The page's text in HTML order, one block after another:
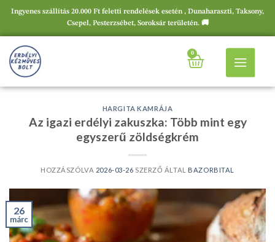
Ingyenes szállítás 20.000 Ft feletti rendelések esetén , Dunaharaszti, Taksony,
Csepel, Pesterzsébet, Soroksár területén. 🚚
0
HARGITA KAMRÁJA
Az igazi erdélyi zakuszka: Több mint egy
egyszerű zöldségkrém
HOZZÁSZÓLVA 2026-03-26 SZERZŐ ÁLTAL BAZORBITAL
26
márc